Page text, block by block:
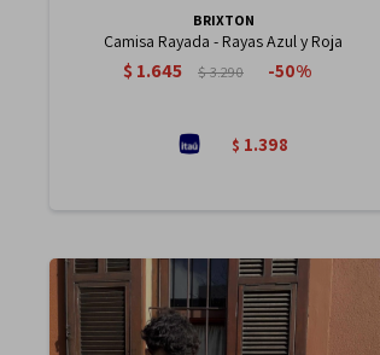
BRIXTON
Camisa Rayada - Rayas Azul y Roja
$1.645 $3.290 50
$ 1.398